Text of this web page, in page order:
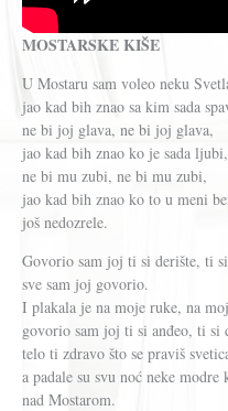
MOSTARSKE KIŠE
U Mostaru sam voleo neku
jao kad bih znao sa kim sada
ne bi joj glava, ne bi joj glava,
jao kad bih znao ko je sada ljubi,
ne bi mu zubi, ne bi mu zubi,
jao kad bih znao ko to u meni
još nedozrele.
Govorio sam joj ti si derište, ti
sve sam joj govorio.
I plakala je na moje ruke, na
govorio sam joj ti si anđeo, ti si
telo ti zdravo što se praviš
a padale su svu noć neke modre
nad Mostarom.